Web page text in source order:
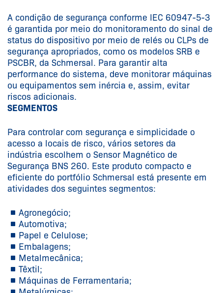
A condição de segurança conforme IEC 60947-5-3
é garantida por meio do monitoramento do sinal de
status do dispositivo por meio de relés ou CLPs de
segurança apropriados, como os modelos SRB e
PSCBR, da Schmersal. Para garantir alta
performance do sistema, deve monitorar máquinas
ou equipamentos sem inércia e, assim, evitar
riscos adicionais.
SEGMENTOS
Para controlar com segurança e simplicidade o
acesso a locais de risco, vários setores da
indústria escolhem o Sensor Magnético de
Segurança BNS 260. Este produto compacto e
eficiente do portfólio Schmersal está presente em
atividades dos seguintes segmentos:
Agronegócio;
Automotiva;
Papel e Celulose;
Embalagens;
Metalmecânica;
Têxtil;
Máquinas de Ferramentaria;